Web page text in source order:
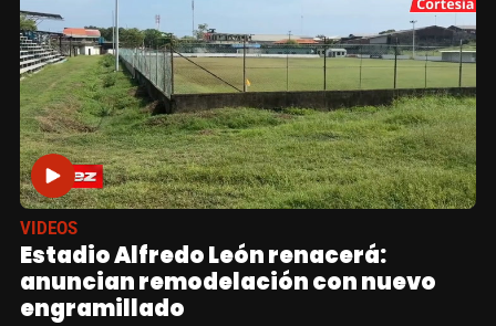
VIDEOS
Estadio Alfredo León renacerá:
anuncian remodelación con nuevo
engramillado